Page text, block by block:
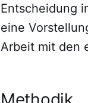
Entscheidung
eine
Arbeit mit den